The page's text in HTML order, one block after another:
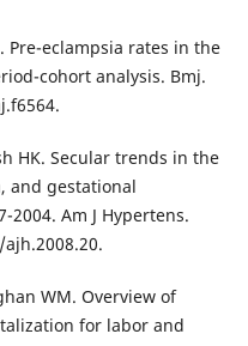
Pre-eclampsia rates in the
cohort analysis. Bmj.
HK. Secular trends in the
and gestational
2004. Am J Hypertens.
WM. Overview of
for labor and